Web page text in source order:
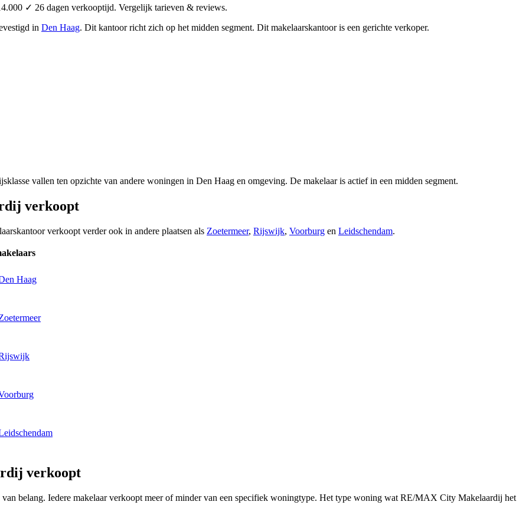
✓ 26 dagen verkooptijd. Vergelijk tarieven & reviews.
in Den Haag. Dit kantoor richt zich op het midden segment. Dit makelaarskantoor is een gerichte verkoper.
vallen ten opzichte van andere woningen in Den Haag en omgeving. De makelaar is actief in een midden segment.
verkoopt
verkoopt verder ook in andere plaatsen als Zoetermeer, Rijswijk, Voorburg en Leidschendam.
Haag
verkoopt
belang. Iedere makelaar verkoopt meer of minder van een specifiek woningtype. Het type woning wat RE/MAX City Makelaardij het